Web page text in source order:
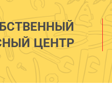
ЦЕНТР